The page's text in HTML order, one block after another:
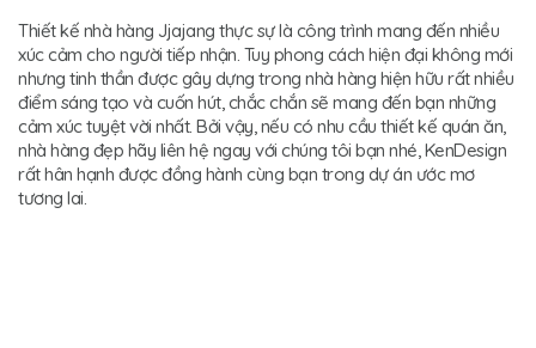
Thiết kế nhà hàng Jjajang thực sự là công trình mang đến nhiều
xúc cảm cho người tiếp nhận. Tuy phong cách hiện đại không mới
nhưng tinh thần được gây dựng trong nhà hàng hiện hữu rất nhiều
điểm sáng tạo và cuốn hút, chắc chắn sẽ mang đến bạn những
cảm xúc tuyệt vời nhất. Bởi vậy, nếu có nhu cầu thiết kế quán ăn,
nhà hàng đẹp hãy liên hệ ngay với chúng tôi bạn nhé, KenDesign
rất hân hạnh được đồng hành cùng bạn trong dự án ước mơ
tương lai.